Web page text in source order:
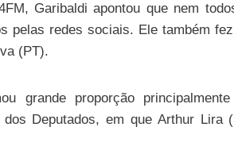
Garibaldi apontou que nem
pelas redes sociais. Ele também
(PT).
grande proporção
Deputados, em que Arthur Lira